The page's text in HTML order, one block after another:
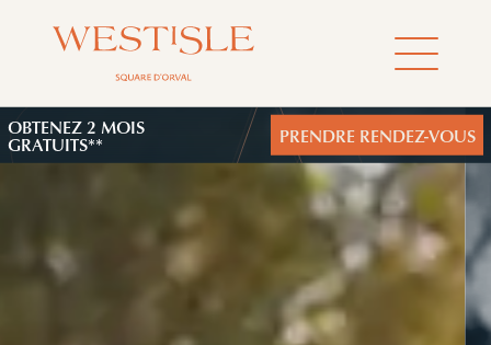
OBTENEZ 2 MOIS
GRATUITS** PRENDRE RENDEZ-VOUS